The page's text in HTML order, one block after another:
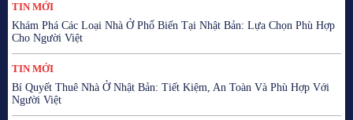
TIN MỚI
Khám Phá Các Loại Nhà Ở Phổ Biến Tại Nhật Bản: Lựa Chọn Phù Hợp
Cho Người Việt
TIN MỚI
Bí Quyết Thuê Nhà Ở Nhật Bản: Tiết Kiệm, An Toàn Và Phù Hợp Với
Người Việt